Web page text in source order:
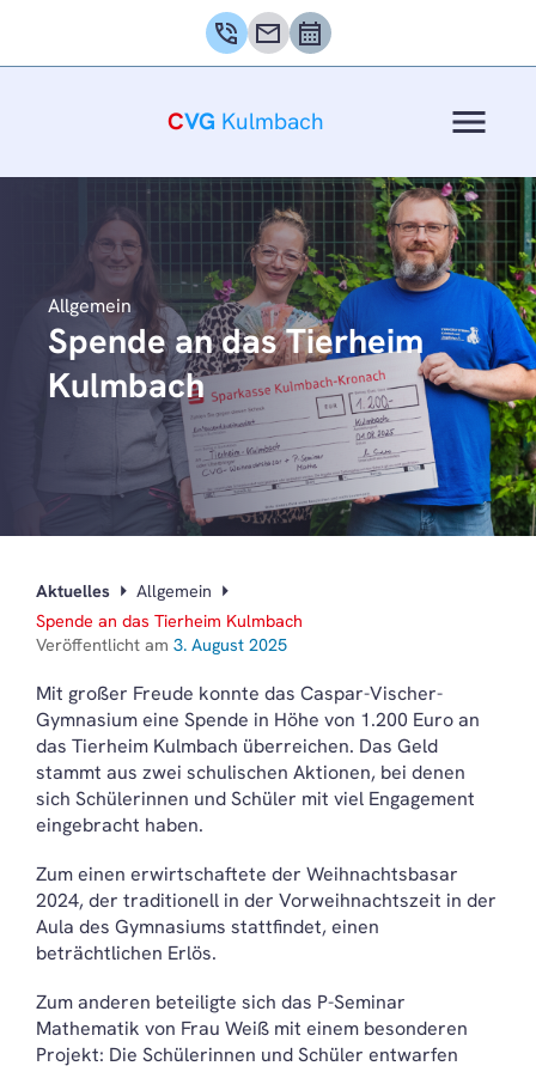
phone_in_talk mail calendar_month
CVG Kulmbach menu
Allgemein
Spende an das Tierheim
Kulmbach
Aktuelles
Allgemein
Spende an das Tierheim Kulmbach
Veröffentlicht am 3. August 2025
Mit großer Freude konnte das Caspar-Vischer-
Gymnasium eine Spende in Höhe von 1.200 Euro an
das Tierheim Kulmbach überreichen. Das Geld
stammt aus zwei schulischen Aktionen, bei denen
sich Schülerinnen und Schüler mit viel Engagement
eingebracht haben.
Zum einen erwirtschaftete der Weihnachtsbasar
2024, der traditionell in der Vorweihnachtszeit in der
Aula des Gymnasiums stattfindet, einen
beträchtlichen Erlös.
Zum anderen beteiligte sich das P-Seminar
Mathematik von Frau Weiß mit einem besonderen
Projekt: Die Schülerinnen und Schüler entwarfen